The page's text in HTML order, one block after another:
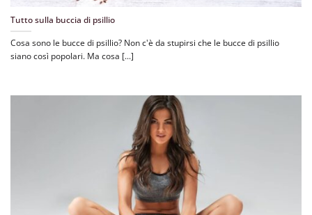
Tutto sulla buccia di psillio
Cosa sono le bucce di psillio? Non c'è da stupirsi che le bucce di psillio
siano così popolari. Ma cosa [...]